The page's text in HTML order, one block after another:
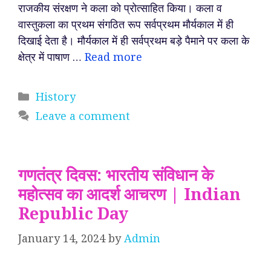
राजकीय संरक्षण ने कला को प्रोत्साहित किया। कला व
वास्तुकला का प्रथम संगठित रूप सर्वप्रथम मौर्यकाल में ही
दिखाई देता है। मौर्यकाल में ही सर्वप्रथम बड़े पैमाने पर कला के
क्षेत्र में पाषाण … Read more
Categories
History
Leave a comment
गणतंत्र दिवस: भारतीय संविधान के
महोत्सव का आदर्श आचरण | Indian
Republic Day
January 14, 2024 byAdmin